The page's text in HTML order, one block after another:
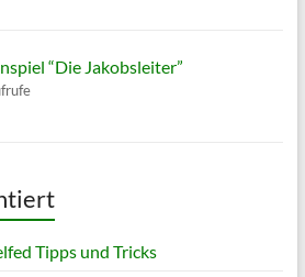
“Die Jakobsleiter”
Tipps und Tricks